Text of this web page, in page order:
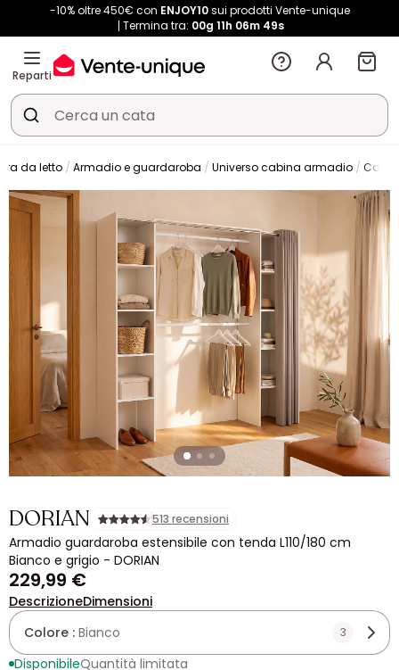
-10% oltre 450€ con ENJOY10sui prodotti Vente-unique
Termina tra: 00g 11h 06m 49s
Reparti
da letto Armadio e guardaroba Universo cabina armadio
DORIAN 513 recensioni
Armadio guardaroba estensibile con tenda L110/180 cm
Bianco e grigio - DORIAN
229,99 €
DescrizioneDimensioni
Colore : Bianco 3
DisponibileQuantità limitata